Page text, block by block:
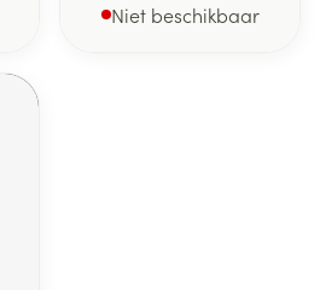
Niet beschikbaar